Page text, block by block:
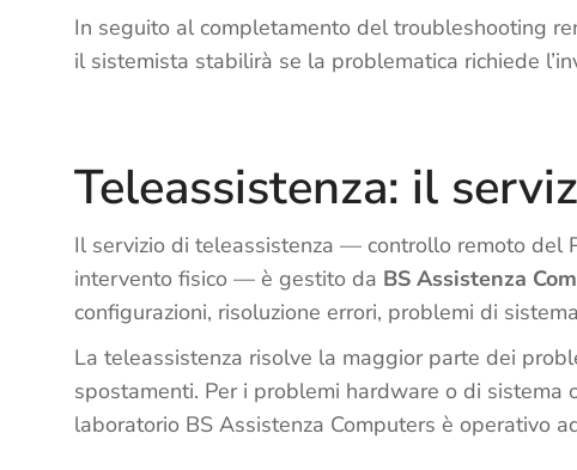
In seguito al completamento del troubleshooting
il sistemista stabilirà se la problematica richiede
Teleassistenza: il
Il servizio di teleassistenza — controllo remoto del
intervento fisico — è gestito da BS Assistenza
configurazioni, risoluzione errori, problemi di
La teleassistenza risolve la maggior parte dei
spostamenti. Per i problemi hardware o di sistema
laboratorio BS Assistenza Computers è operativo